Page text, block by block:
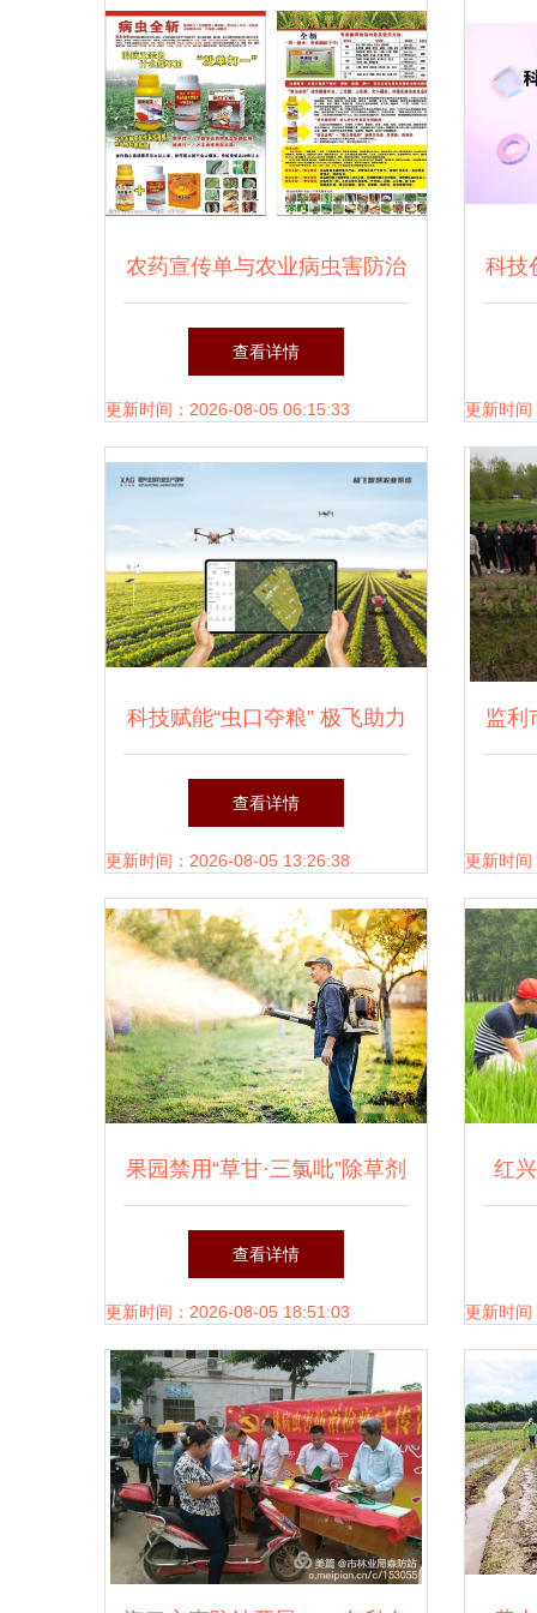
农药宣传单与农业病虫害防治
活动指南
查看详情
更新时间：2026-08-05 06:15:33
科技
更新时
科技赋能“虫口夺粮” 极飞助力
安徽小麦统防统治纪实
查看详情
更新时间：2026-08-05 13:26:38
监利
更新时
果园禁用“草甘·三氯吡”除草剂
的七类案例解析 农业生态与
防治新思维
查看详情
更新时间：2026-08-05 18:51:03
红
更新时